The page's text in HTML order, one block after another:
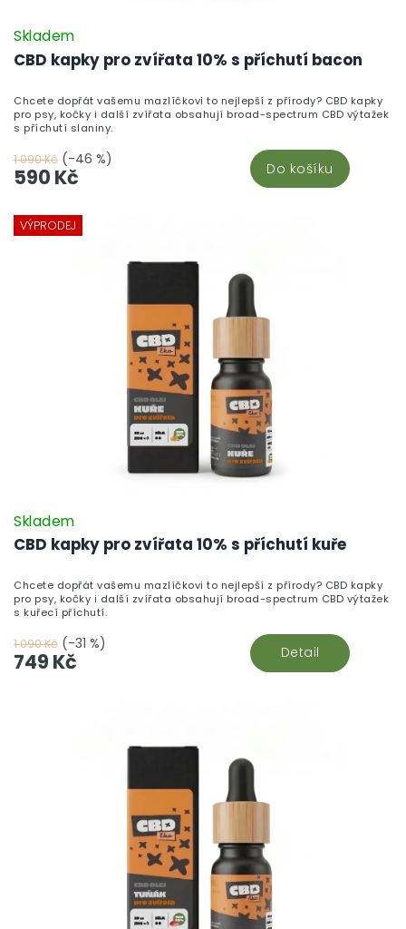
CBD kapky pro zvířata 10% s příchutí bacon
Skladem
1 090 Kč (-46 %)
590 Kč Do košíku
Chcete dopřát vašemu mazlíčkovi to nejlepší z přírody? CBD kapky
pro psy, kočky i další zvířata obsahují broad-spectrum CBD výtažek
s příchutí slaniny.
VÝPRODEJ
CBD kapky pro zvířata 10% s příchutí kuře
Skladem
1 090 Kč (-31 %)
749 Kč Detail
Chcete dopřát vašemu mazlíčkovi to nejlepší z přírody? CBD kapky
pro psy, kočky i další zvířata obsahují broad-spectrum CBD výtažek
s kuřecí příchutí.